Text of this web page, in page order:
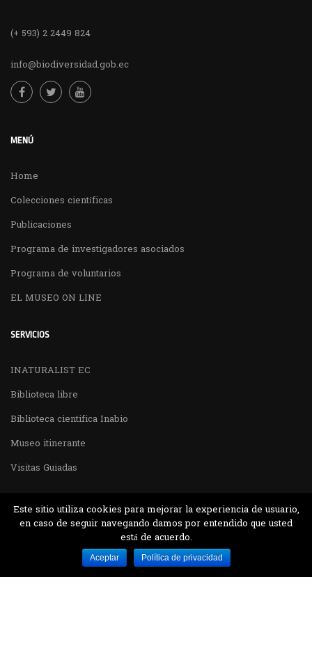
(+ 593) 2 2449 824
info@biodiversidad.gob.ec
MENÚ
Home
Colecciones científicas
Publicaciones
Programa de investigadores asociados
Programa de voluntarios
EL MUSEO ON LINE
SERVICIOS
INATURALIST EC
Biblioteca libre
Biblioteca cientifica Inabio
Museo itinerante
Visitas Guiadas
Desarrollado por MJTEC.
Este sitio utiliza cookies para mejorar la experiencia de usuario,
en caso de seguir navegando damos por entendido que usted
está de acuerdo.
Aceptar Política de privacidad